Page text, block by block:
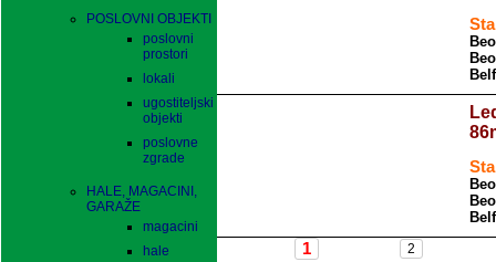
POSLOVNI OBJEKTI
poslovni
prostori
lokali
ugostiteljski
objekti
poslovne
zgrade
HALE, MAGACINI,
GARAŽE
magacini
hale